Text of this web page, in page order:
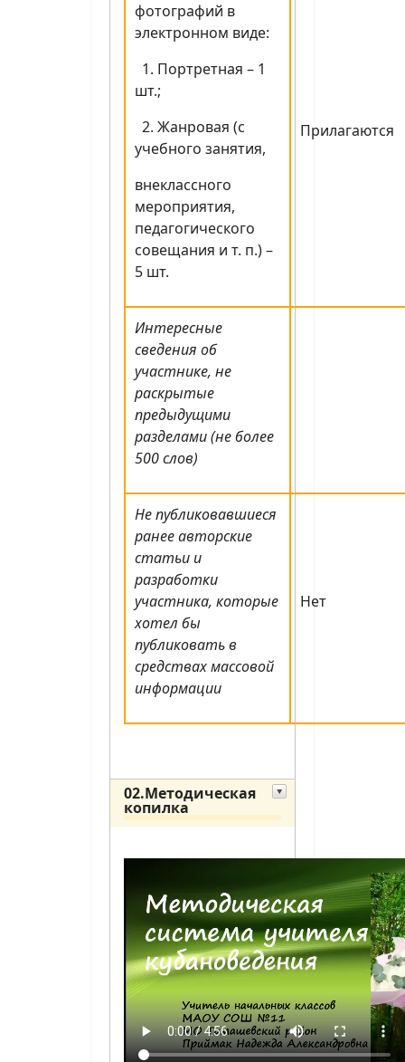
фотографий в
электронном виде:
1. Портретная – 1
шт.;
2. Жанровая (с
учебного занятия,
внеклассного
мероприятия,
педагогического
совещания и т. п.) –
5 шт.
Прилагаются
Интересные
сведения об
участнике, не
раскрытые
предыдущими
разделами (не более
500 слов)
Не публиковавшиеся
ранее авторские
статьи и
разработки
участника, которые
хотел бы
публиковать в
средствах массовой
информации
Нет
02.Методическая
копилка